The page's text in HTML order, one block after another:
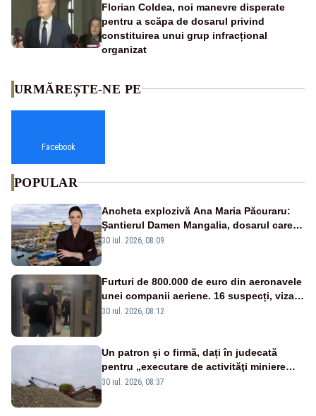
Florian Coldea, noi manevre disperate
pentru a scăpa de dosarul privind
constituirea unui grup infracțional
organizat
URMĂREȘTE-NE PE
Facebook
POPULAR
Ancheta explozivă Ana Maria Păcuraru:
Șantierul Damen Mangalia, dosarul care
scufundă apărarea României
30 iul. 2026, 08:09
Furturi de 800.000 de euro din aeronavele
unei companii aeriene. 16 suspecți, vizați
de anchetă
30 iul. 2026, 08:12
Un patron și o firmă, dați în judecată
pentru „executare de activităţi miniere
fără permis sau licenţă”
30 iul. 2026, 08:37